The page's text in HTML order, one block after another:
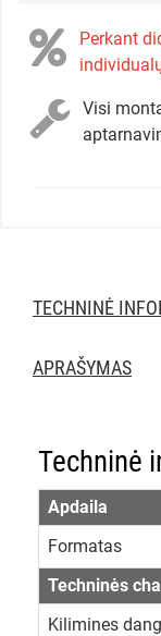
Perkant
Visi
TECHNINĖ
APRAŠYMAS
Techninė
Apdaila
Formatas
Techninės
Kilimines